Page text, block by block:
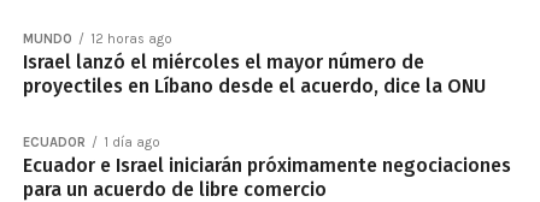
MUNDO 12 horas ago
Israel lanzó el miércoles el mayor número de
proyectiles en Líbano desde el acuerdo, dice la ONU
ECUADOR 1 día ago
Ecuador e Israel iniciarán próximamente negociaciones
para un acuerdo de libre comercio